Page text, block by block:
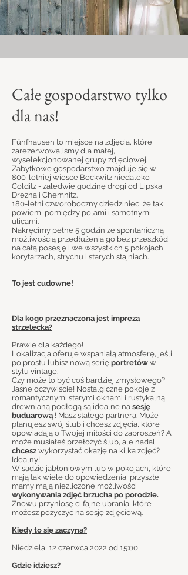
Całe gospodarstwo tylko
dla nas!
Fünfhausen to miejsce na zdjęcia, które
zarezerwowaliśmy dla małej,
wyselekcjonowanej grupy zdjęciowej.
Zabytkowe gospodarstwo znajduje się w
800-letniej wiosce Bockwitz niedaleko
Colditz - zaledwie godzinę drogi od Lipska,
Drezna i Chemnitz.
180-letni czworoboczny dziedziniec, że tak
powiem, pomiędzy polami i samotnymi
ulicami.
Nakręcimy pełne 5 godzin ze spontaniczną
możliwością przedłużenia go bez przeszkód
na całą posesję i we wszystkich 5 pokojach,
korytarzach, strychu i starych stajniach.
To jest cudowne!
Dla kogo przeznaczona jest impreza
strzelecka?
Prawie dla każdego!
Lokalizacja oferuje wspaniałą atmosferę, jeśli
po prostu lubisz nową serię portretów w
stylu vintage.
Czy może to być coś bardziej zmysłowego?
Jasne oczywiście! Nostalgiczne pokoje z
romantycznymi starymi oknami i rustykalną
drewnianą podłogą są idealne na sesję
buduarową ! Masz stałego partnera. Może
planujesz swój ślub i chcesz zdjęcia, które
opowiadają o Twojej miłości do zaproszeń? A
może musiałeś przełożyć ślub, ale nadal
chcesz wykorzystać okazję na kilka zdjęć?
Idealny!
W sadzie jabłoniowym lub w pokojach, które
mają tak wiele do opowiedzenia, przyszłe
mamy mają niezliczone możliwości
wykonywania zdjęć brzucha po porodzie.
Znowu przyniosę ci fajne ubrania, które
możesz pożyczyć na sesję zdjęciową.
Kiedy to się zaczyna?
Niedziela, 12 czerwca 2022 od 15:00
Gdzie idziesz?